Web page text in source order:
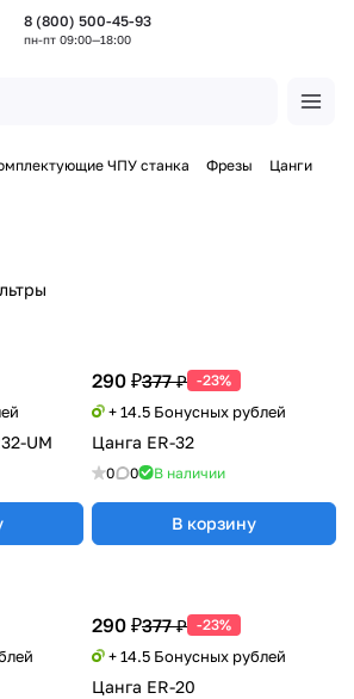
8 (800) 500-45-93
пн-пт 09:00—18:00
ЧПУ станка Фрезы Цанги
UM
290 ₽377 ₽ -23%
+ 14.5 Бонусных рублей
Цанга ER-32
0 0 В наличии
В корзину
290 ₽377 ₽ -23%
+ 14.5 Бонусных рублей
Цанга ER-20